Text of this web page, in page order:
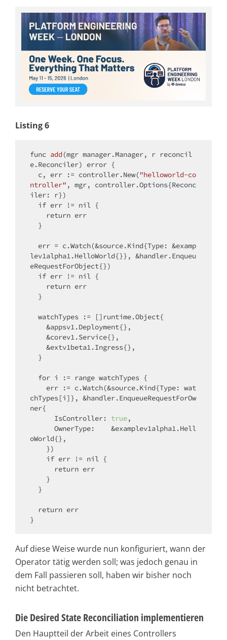
Listing 6
func add (mgr manager.Manager, r reconcil
e.Reconciler) error {
  c, err := controller.New(
"helloworld-co
ntroller" , mgr, controller.Options{Reconc
iler: r})
if err != nil {
return err
lev1alpha1.HelloWorld{}}, &handler.Enqueu
eRequestForObject{})
if err != nil {
return err
for i := range watchTypes {
chTypes[i]}, &handler.EnqueueRequestForOw
ner{
      IsController:
true,
oWorld{},
if err != nil {
return err
return err
Auf diese Weise wurde nun konfiguriert, wann der
Operator tätig werden soll; was jedoch genau in
dem Fall passieren soll, haben wir bisher noch
nicht betrachtet.
Die Desired State Reconciliation implementieren
Den Hauptteil der Arbeit eines Controllers